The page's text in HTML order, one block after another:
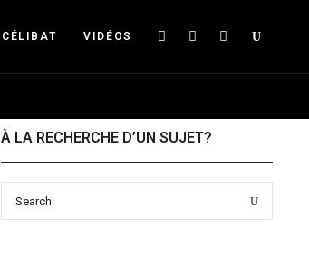
CÉLIBAT VIDÉOS
À LA RECHERCHE D’UN SUJET?
Search